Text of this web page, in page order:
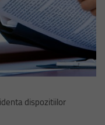
dispozitiilor